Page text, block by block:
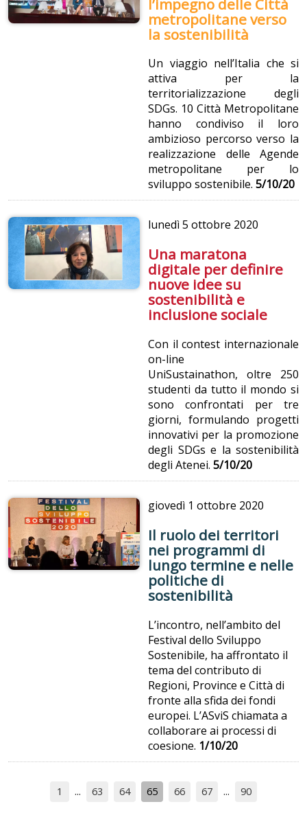
metropolitane verso
la sostenibilità
Un viaggio nell’Italia che si
attiva per la
territorializzazione degli
SDGs. 10 Città Metropolitane
hanno condiviso il loro
ambizioso percorso verso la
realizzazione delle Agende
metropolitane per lo
sviluppo sostenibile. 5/10/20
lunedì5 ottobre 2020
Una maratona
digitale per definire
nuove idee su
sostenibilità e
inclusione sociale
Con il contest internazionale
on-line
UniSustainathon, oltre 250
studenti da tutto il mondo si
sono confrontati per tre
giorni, formulando progetti
innovativi per la promozione
degli SDGs e la sostenibilità
degli Atenei. 5/10/20
giovedì 1 ottobre 2020
Il ruolo dei territori
nei programmi di
lungo termine e nelle
politiche di
sostenibilità
L’incontro, nell’ambito del
Festival dello Sviluppo
Sostenibile, ha affrontato il
tema del contributo di
Regioni, Province e Città di
fronte alla sfida dei fondi
europei. L’ASviS chiamata a
collaborare ai processi di
coesione. 1/10/20
1 63 64 65 66 67 90